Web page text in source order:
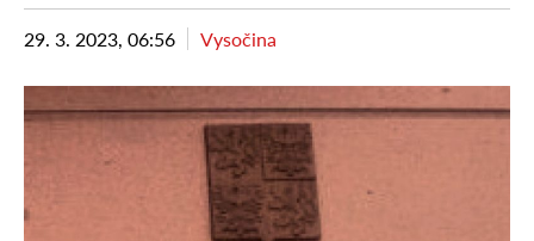
29. 3. 2023, 06:56 Vysočina